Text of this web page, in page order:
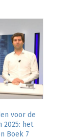
voor de
2025: het
Boek 7